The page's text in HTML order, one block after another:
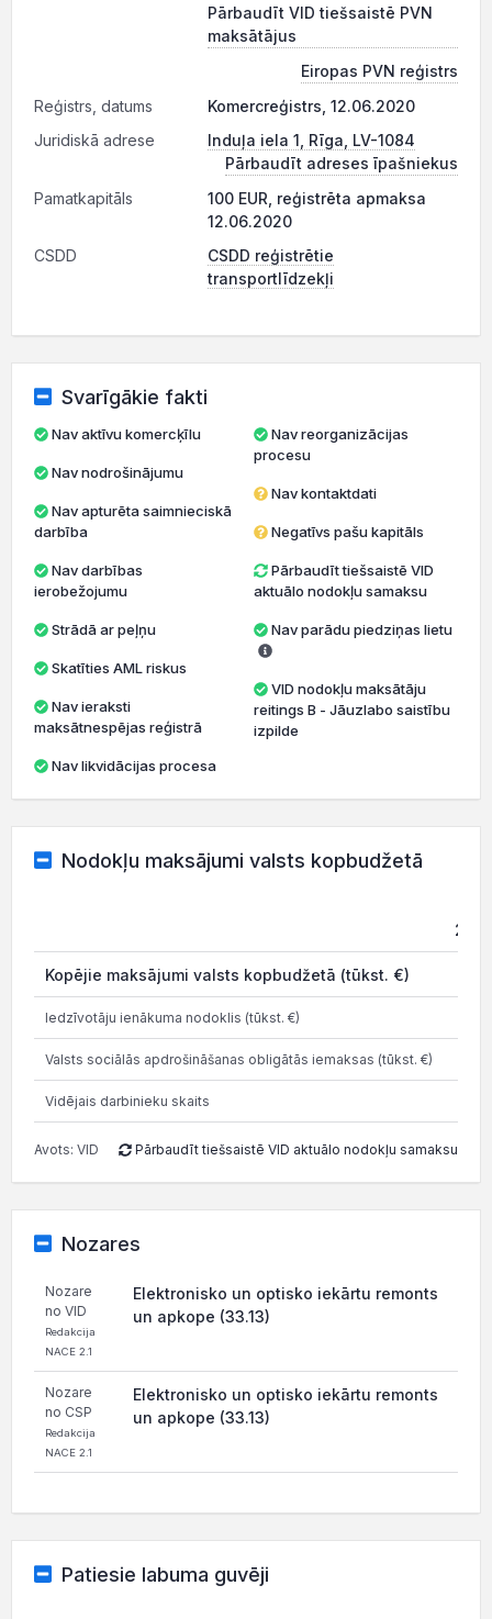
Pārbaudīt VID tiešsaistē PVN
maksātājus
Eiropas PVN reģistrs
Reģistrs, datums
Komercreģistrs, 12.06.2020
Juridiskā adrese
Induļa iela 1, Rīga, LV-1084
Pārbaudīt adreses īpašniekus
Pamatkapitāls
100 EUR, reģistrēta apmaksa
12.06.2020
CSDD
CSDD reģistrētie
transportlīdzekļi
Svarīgākie fakti
Nav aktīvu komercķīlu
Nav nodrošinājumu
darbība
ierobežojumu
Strādā ar peļņu
Skatīties AML riskus
maksātnespējas reģistrā
Nav likvidācijas procesa
Nav reorganizācijas
procesu
Nav kontaktdati
Negatīvs pašu kapitāls
Pārbaudīt tiešsaistē VID
aktuālo nodokļu samaksu
Nav parādu piedziņas lietu
VID nodokļu maksātāju
reitings B - Jāuzlabo saistību
izpilde
Nodokļu maksājumi valsts kopbudžetā
2025
Kopējie maksājumi valsts kopbudžetā (tūkst. €)
Iedzīvotāju ienākuma nodoklis (tūkst. €)
Valsts sociālās apdrošināšanas obligātās iemaksas (tūkst. €)
Vidējais darbinieku skaits
Avots: VID Pārbaudīt tiešsaistē VID aktuālo nodokļu samaksu
Nozares
Nozare
no VID
Redakcija
NACE 2.1
Elektronisko un optisko iekārtu remonts
un apkope (33.13)
Nozare
no CSP
Redakcija
NACE 2.1
Elektronisko un optisko iekārtu remonts
un apkope (33.13)
Patiesie labuma guvēji